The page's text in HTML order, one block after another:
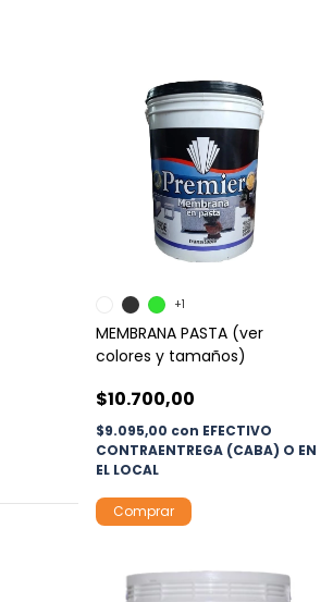
MEMBRANA PASTA (ver
colores y tamaños)
$10.700,00
$9.095,00 con EFECTIVO
CONTRAENTREGA (CABA) O EN
EL LOCAL
+1
Comprar